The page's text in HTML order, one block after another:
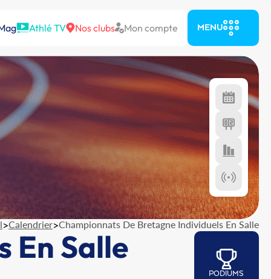
Athlé TV Nos clubs Mon compte MENU
>Calendrier>Championnats De Bretagne Individuels En Salle
En Salle
PODIUMS